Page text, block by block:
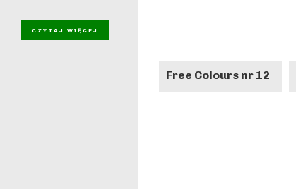
CZYTAJ WIĘCEJ
Free Colours nr 12